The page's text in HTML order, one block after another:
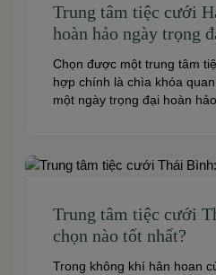
Trung tâm tiệc cưới
hoàn hảo ngày trọng
Chọn được một trung tâm
hợp chính là chìa khóa
một ngày trọng đại hoàn
Trung tâm tiệc cưới
chọn nào tốt nhất?
Trong không khí hân hoan